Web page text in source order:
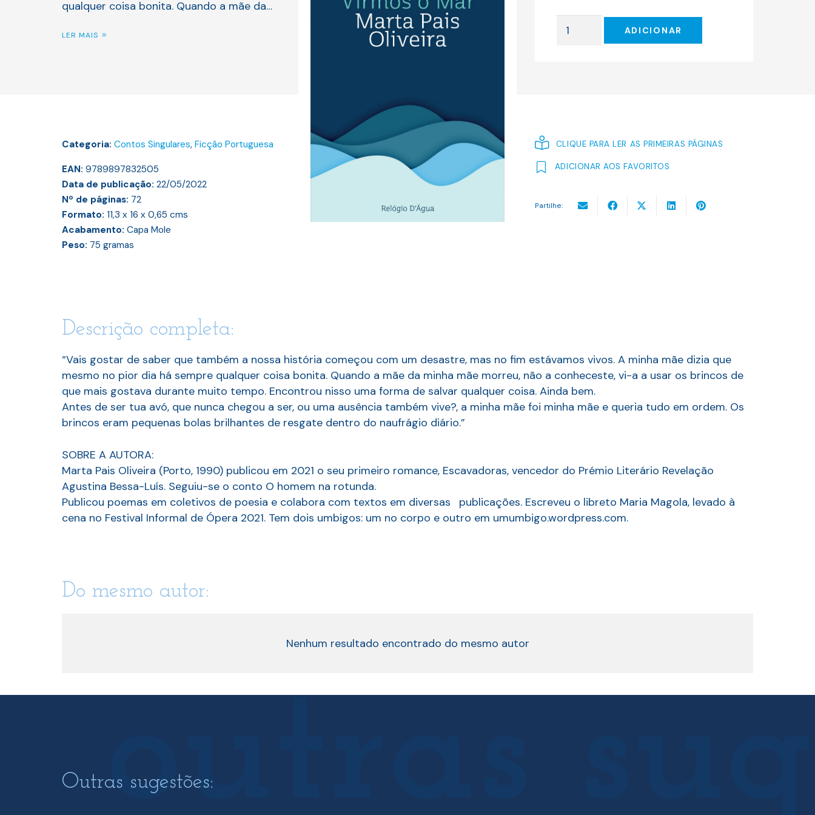
qualquer coisa bonita. Quando a mãe da…
LER MAIS
era:
8.00 €.
é:
7.20 €.
de
ADICIONAR
Categoria: Contos Singulares, Ficção Portuguesa
EAN: 9789897832505
Data de publicação: 22/05/2022
Nº de páginas: 72
Formato: 11,3 x 16 x 0,65 cms
Acabamento: Capa Mole
Peso: 75 gramas
CLIQUE PARA LER AS PRIMEIRAS PÁGINAS
ADICIONAR AOS FAVORITOS
Partilhe:
Descrição completa:
“Vais gostar de saber que também a nossa história começou com um desastre, mas no fim estávamos vivos. A minha mãe dizia que
mesmo no pior dia há sempre qualquer coisa bonita. Quando a mãe da minha mãe morreu, não a conheceste, vi-a a usar os brincos de
que mais gostava durante muito tempo. Encontrou nisso uma forma de salvar qualquer coisa. Ainda bem.
Antes de ser tua avó, que nunca chegou a ser, ou uma ausência também vive?, a minha mãe foi minha mãe e queria tudo em ordem. Os
brincos eram pequenas bolas brilhantes de resgate dentro do naufrágio diário.”
SOBRE A AUTORA:
Marta Pais Oliveira (Porto, 1990) publicou em 2021 o seu primeiro romance, Escavadoras, vencedor do Prémio Literário Revelação
Agustina Bessa-Luís. Seguiu-se o conto O homem na rotunda.
Publicou poemas em coletivos de poesia e colabora com textos em diversas publicações. Escreveu o libreto Maria Magola, levado à
cena no Festival Informal de Ópera 2021. Tem dois umbigos: um no corpo e outro em umumbigo.wordpress.com.
Do mesmo autor:
Nenhum resultado encontrado do mesmo autor
Outras sugestões: